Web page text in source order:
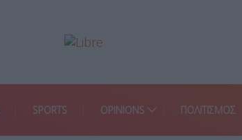
SPORTS OPINIONS ΠΟΛΙΤΙΣΜΟΣ